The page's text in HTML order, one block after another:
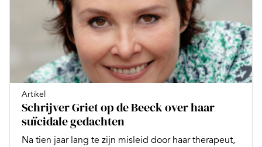
Artikel
Schrijver Griet op de Beeck over haar
suïcidale gedachten
Na tien jaar lang te zijn misleid door haar therapeut,